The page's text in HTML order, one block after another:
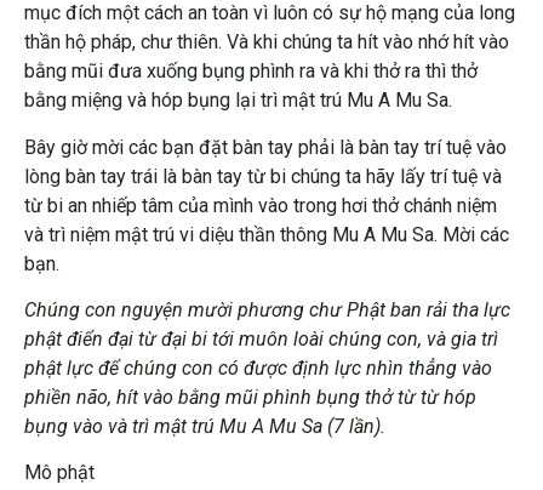
mục đích một cách an toàn vì luôn có sự hộ mạng của long
thần hộ pháp, chư thiên. Và khi chúng ta hít vào nhớ hít vào
bằng mũi đưa xuống bụng phình ra và khi thở ra thì thở
bằng miệng và hóp bụng lại trì mật trú Mu A Mu Sa.
Bây giờ mời các bạn đặt bàn tay phải là bàn tay trí tuệ vào
lòng bàn tay trái là bàn tay từ bi chúng ta hãy lấy trí tuệ và
từ bi an nhiếp tâm của mình vào trong hơi thở chánh niệm
và trì niệm mật trú vi diệu thần thông Mu A Mu Sa. Mời các
bạn.
Chúng con nguyện mười phương chư Phật ban rải tha lực
phật điển đại từ đại bi tới muôn loài chúng con, và gia trì
phật lực để chúng con có được định lực nhìn thẳng vào
phiền não, hít vào bằng mũi phình bụng thở từ từ hóp
bụng vào và trì mật trú Mu A Mu Sa (7 lần).
Mô phật